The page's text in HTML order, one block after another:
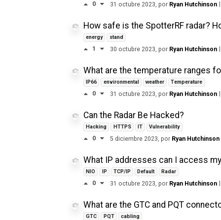
0 31 octubre 2023, por Ryan Hutchinson
How safe is the SpotterRF radar?
energy stand
1 30 octubre 2023, por Ryan Hutchinson
What are the temperature ranges
IP66 environmental weather Temperature
0 31 octubre 2023, por Ryan Hutchinson
Can the Radar Be Hacked?
Hacking HTTPS IT Vulnerability
0 5 diciembre 2023, por Ryan Hutchinson
What IP addresses can I access
NIO IP TCP/IP Default Radar
0 31 octubre 2023, por Ryan Hutchinson
What are the GTC and PQT
GTC PQT cabling